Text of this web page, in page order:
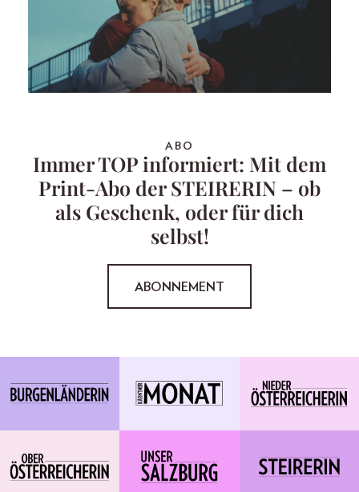
ABO
Immer TOP informiert: Mit dem
Print-Abo der STEIRERIN – ob
als Geschenk, oder für dich
selbst!
ABONNEMENT